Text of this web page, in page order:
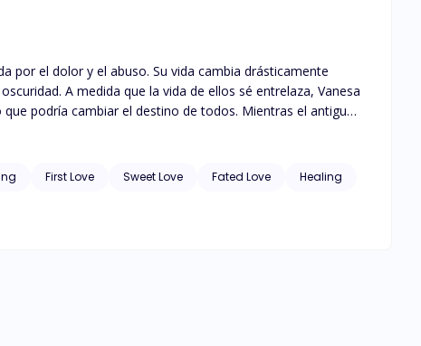
por el dolor y el abuso. Su vida cambia drásticamente
A medida que la vida de ellos sé entrelaza, Vanesa
podría cambiar el destino de todos. Mientras el antiguo
Vanesa y Erick están destinados a entrelazarse en
todas las adversidades.
First Love Sweet Love Fated Love
Healing